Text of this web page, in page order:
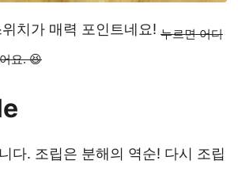
치가 매력 포인트네요! 누르면 어디
요. 😆
다. 조립은 분해의 역순! 다시 조립